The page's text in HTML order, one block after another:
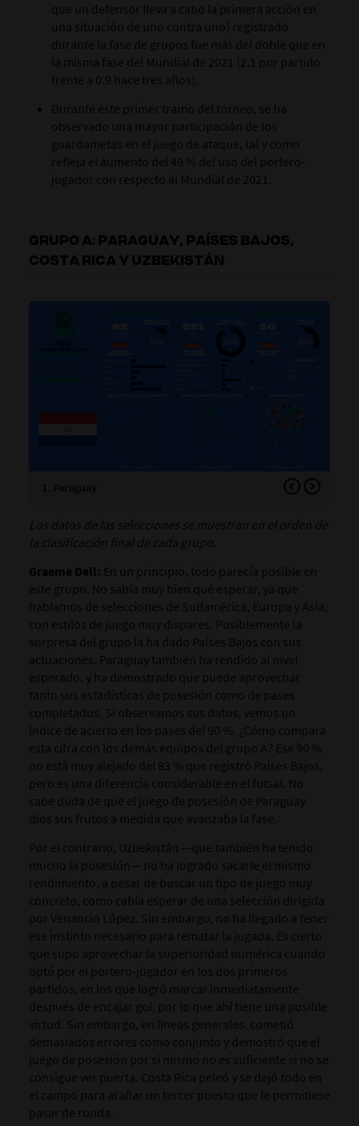
que un defensor lleva a cabo la primera acción en
una situación de uno contra uno) registrado
durante la fase de grupos fue más del doble que en
la misma fase del Mundial de 2021 (2.1 por partido
frente a 0.9 hace tres años).
Durante este primer tramo del torneo, se ha
observado una mayor participación de los
guardametas en el juego de ataque, tal y como
refleja el aumento del 49 % del uso del portero-
jugador con respecto al Mundial de 2021.
GRUPO A: PARAGUAY, PAÍSES BAJOS,
COSTA RICA Y UZBEKISTÁN
Los datos de las selecciones se muestran en el orden de
la clasificación final de cada grupo.
Graeme Dell: En un principio, todo parecía posible en
este grupo. No sabía muy bien qué esperar, ya que
hablamos de selecciones de Sudamérica, Europa y Asia,
con estilos de juego muy dispares. Posiblemente la
sorpresa del grupo la ha dado Países Bajos con sus
actuaciones. Paraguay también ha rendido al nivel
esperado, y ha demostrado que puede aprovechar
tanto sus estadísticas de posesión como de pases
completados. Si observamos sus datos, vemos un
índice de acierto en los pases del 90 %. ¿Cómo compara
esta cifra con los demás equipos del grupo A? Ese 90 %
no está muy alejado del 83 % que registró Países Bajos,
pero es una diferencia considerable en el futsal. No
cabe duda de que el juego de posesión de Paraguay
dios sus frutos a medida que avanzaba la fase.
Por el contrario, Uzbekistán —que también ha tenido
mucho la posesión— no ha logrado sacarle el mismo
rendimiento, a pesar de buscar un tipo de juego muy
concreto, como cabía esperar de una selección dirigida
por Venancio López. Sin embargo, no ha llegado a tener
ese instinto necesario para rematar la jugada. Es cierto
que supo aprovechar la superioridad numérica cuando
optó por el portero-jugador en los dos primeros
partidos, en los que logró marcar inmediatamente
después de encajar gol, por lo que ahí tiene una posible
virtud. Sin embargo, en líneas generales, cometió
demasiados errores como conjunto y demostró que el
juego de posesión por sí mismo no es suficiente si no se
consigue ver puerta. Costa Rica peleó y se dejó todo en
el campo para arañar un tercer puesto que le permitiese
pasar de ronda.